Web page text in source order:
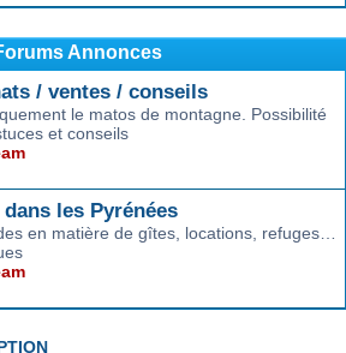
Annonces
/ ventes / conseils
le matos de montagne. Possibilité
et conseils
les Pyrénées
en matière de gîtes, locations, refuges…